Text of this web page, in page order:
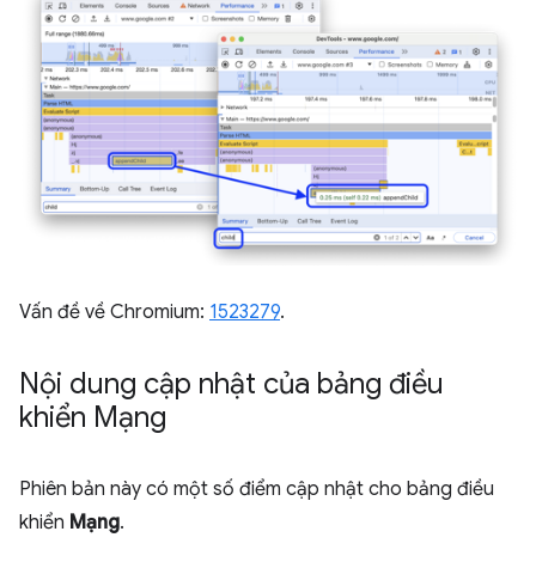
Vấn đề về Chromium: 1523279.
Nội dung cập nhật của bảng điều
khiển Mạng
Phiên bản này có một số điểm cập nhật cho bảng điều
khiển Mạng.